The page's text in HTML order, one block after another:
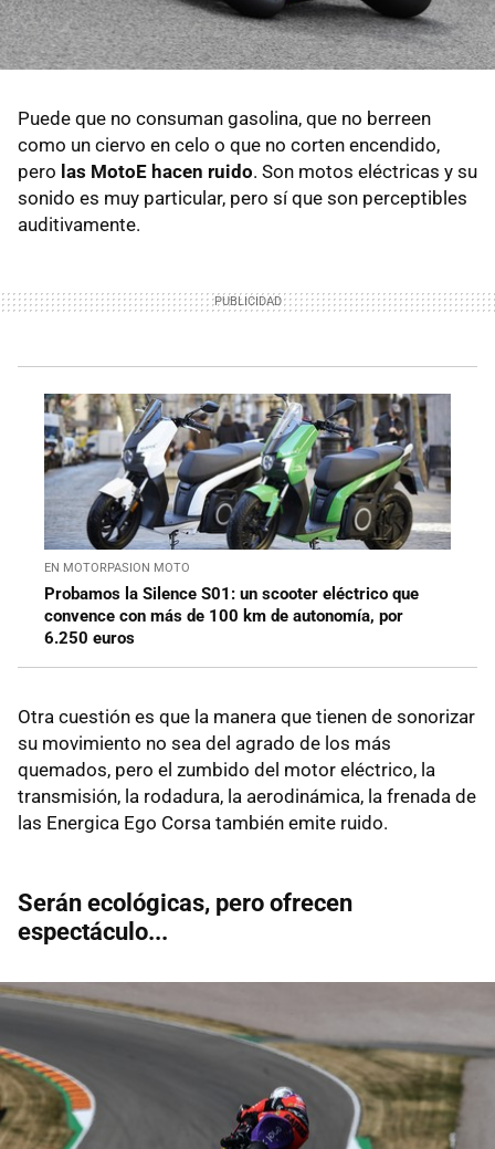
Puede que no consuman gasolina, que no berreen
como un ciervo en celo o que no corten encendido,
pero las MotoE hacen ruido. Son motos eléctricas y su
sonido es muy particular, pero sí que son perceptibles
auditivamente.
EN MOTORPASION MOTO
Probamos la Silence S01: un scooter eléctrico que
convence con más de 100 km de autonomía, por
6.250 euros
Otra cuestión es que la manera que tienen de sonorizar
su movimiento no sea del agrado de los más
quemados, pero el zumbido del motor eléctrico, la
transmisión, la rodadura, la aerodinámica, la frenada de
las Energica Ego Corsa también emite ruido.
Serán ecológicas, pero ofrecen
espectáculo...